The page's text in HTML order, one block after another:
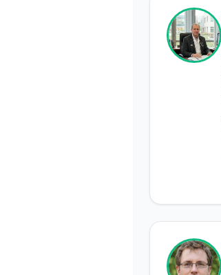
Македонски јазик